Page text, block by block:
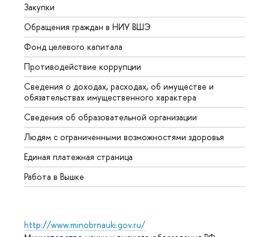
Закупки
Обращения граждан в НИУ ВШЭ
Фонд целевого капитала
Противодействие коррупции
Сведения о доходах, расходах, об имуществе и
обязательствах имущественного характера
Сведения об образовательной организации
Людям с ограниченными возможностями здоровья
Единая платежная страница
Работа в Вышке
http://www.minobrnauki.gov.ru/